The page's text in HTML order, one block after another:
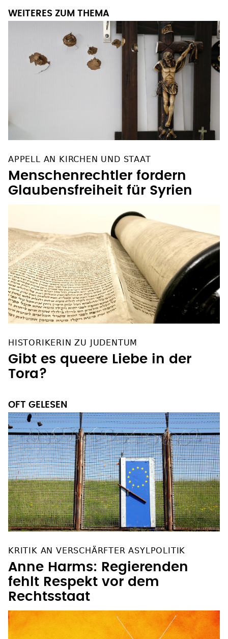
WEITERES ZUM THEMA
APPELL AN KIRCHEN UND STAAT
Menschenrechtler fordern
Glaubensfreiheit für Syrien
HISTORIKERIN ZU JUDENTUM
Gibt es queere Liebe in der
Tora?
OFT GELESEN
KRITIK AN VERSCHÄRFTER ASYLPOLITIK
Anne Harms: Regierenden
fehlt Respekt vor dem
Rechtsstaat